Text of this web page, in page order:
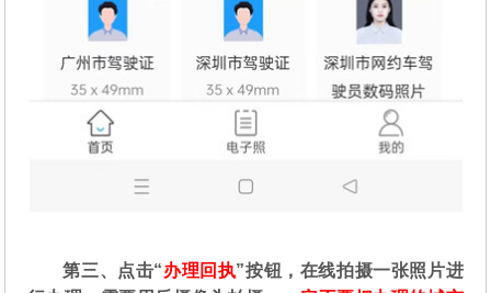
第三、点击“办理回执”按钮，在线拍摄一张照片进